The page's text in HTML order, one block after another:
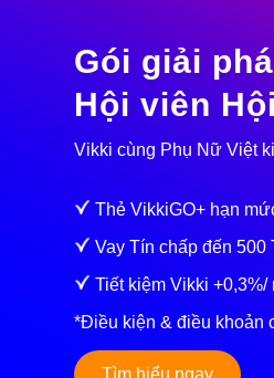
Gói giải
Hội viên
Vikki cùng Phụ Nữ Việt
Thẻ VikkiGO+ hạn
Vay Tín chấp đến
Tiết kiệm Vikki +0,3%/
*Điều kiện & điều khoản
Tìm hiểu ngay